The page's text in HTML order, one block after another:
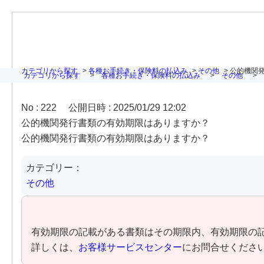
カテゴリから探す > 各種お手続き・保険料の払込み >その他 > 公的機関
カテゴリから探す > 各種お手続き・保険料の払込み > その他 >
No : 222
公開日時 : 2025/01/29 12:02
公的機関発行書類の有効期限はありますか？
公的機関発行書類の有効期限はありますか？
カテゴリー：
その他
有効期限の記載がある書類はその期限内、有効期限
詳しくは、 お客様サービスセンターにお問合せくださ